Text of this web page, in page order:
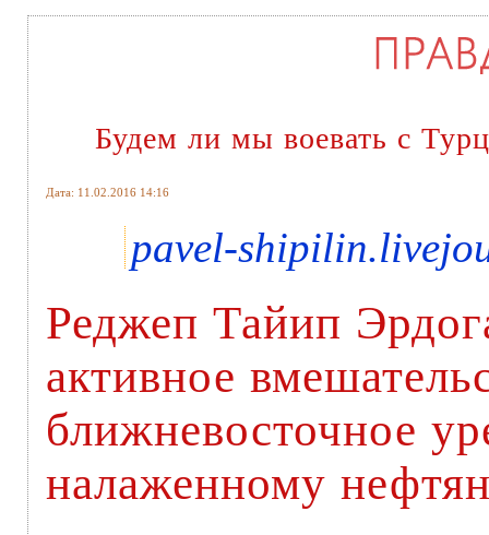
Будем ли мы воевать с
Дата: 11.02.2016 14:16
pavel-
Реджеп Тайип
активное
ближневосточное
налаженному